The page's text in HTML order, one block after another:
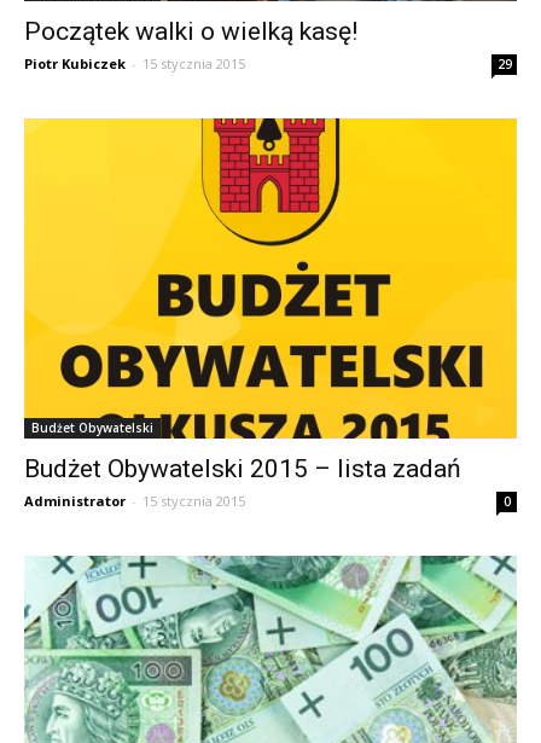
Początek walki o wielką kasę!
Piotr Kubiczek - 15 stycznia 2015 29
Budżet Obywatelski
Budżet Obywatelski 2015 – lista zadań
Administrator - 15 stycznia 2015 0